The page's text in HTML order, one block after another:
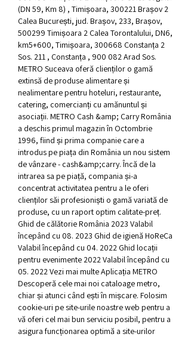
(DN 59, Km 8) , Timișoara, 300221 Brașov 2
Calea București, jud. Brașov, 233, Brașov,
500299 Timișoara 2 Calea Torontalului, DN6,
km5+600, Timișoara, 300668 Constanța 2
Sos. 211 , Constanța , 900 082 Arad Sos.
METRO Suceava oferă clienților o gamă
extinsă de produse alimentare și
nealimentare pentru hoteluri, restaurante,
catering, comercianți cu amănuntul și
asociații. METRO Cash &amp; Carry România
a deschis primul magazin în Octombrie
1996, fiind și prima companie care a
introdus pe piața din România un nou sistem
de vânzare - cash&amp;carry. Încă de la
intrarea sa pe piață, compania și-a
concentrat activitatea pentru a le oferi
clienților săi profesioniști o gamă variată de
produse, cu un raport optim calitate-preț.
Ghid de călătorie România 2023 Valabil
începând cu 08. 2023 Ghid de igienă HoReCa
Valabil începând cu 04. 2022 Ghid locații
pentru evenimente 2022 Valabil începând cu
05. 2022 Vezi mai multe Aplicația METRO
Descoperă cele mai noi cataloage metro,
chiar și atunci când ești în mișcare. Folosim
cookie-uri pe site-urile noastre web pentru a
vă oferi cel mai bun serviciu posibil, pentru a
asigura funcționarea optimă a site-urilor